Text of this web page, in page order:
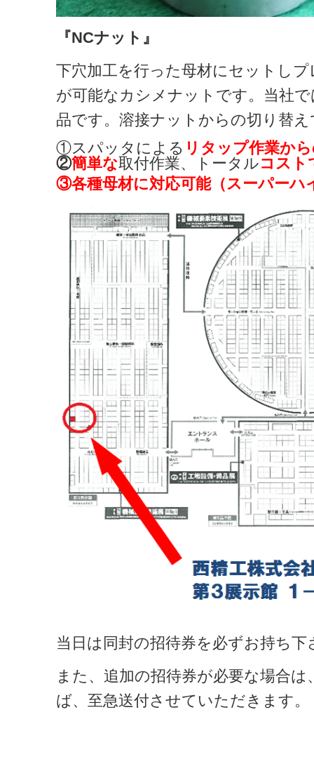
『NCナット』
下穴加工を行った母材にセットし
が可能なカシメナットです。当社
品です。溶接ナットからの切り替え
①スパッタによる リタップ作業か
②簡単な取付作業、トータルコスト
③各種母材に対応可能（スーパーハ
当日は同封の招待券を必ずお持ち
また、追加の招待券が必要な場合
ば、至急送付させていただきます。